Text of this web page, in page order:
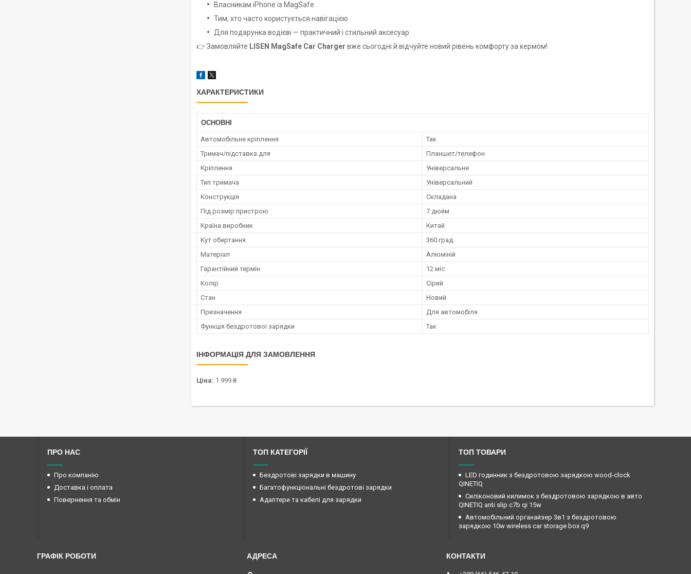
Власникам iPhone із MagSafe
Тим, хто часто користується навігацією
Для подарунка водієві — практичний і стильний аксесуар
👉 Замовляйте LISEN MagSafe Car Charger вже сьогодні й відчуйте новий рівень комфорту за кермом!
ХАРАКТЕРИСТИКИ
ОСНОВНІ
Автомобільне кріплення
Так
Тримач/підставка для
Планшет/телефон
Кріплення
Універсальне
Тип тримача
Універсальний
Конструкція
Складана
Під розмір пристрою
7 дюйм
Країна виробник
Китай
Кут обертання
360 град.
Матеріал
Алюміній
Гарантійний термін
12 міс
Колір
Сірий
Стан
Новий
Призначення
Для автомобіля
Функція бездротової зарядки
Так
ІНФОРМАЦІЯ ДЛЯ ЗАМОВЛЕННЯ
Ціна: 1 999 ₴
ПРО НАС
Про компанію
Доставка і оплата
Повернення та обмін
ТОП КАТЕГОРІЇ
Бездротові зарядки в машину
Багатофункціональні бездротові зарядки
Адаптери та кабелі для зарядки
ТОП ТОВАРИ
LED годинник з бездротовою зарядкою wood-clock
QINETIQ
Силіконовий килимок з бездротовою зарядкою в авто
QINETIQ anti slip c7b qi 15w
Автомобільний органайзер 3в1 з бездротовою
зарядкою 10w wireless car storage box q9
ГРАФІК РОБОТИ